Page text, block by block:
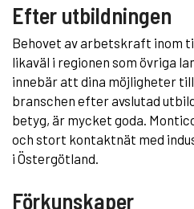
Efter utbildningen
Behovet av arbetskraft inom
likaväl i regionen som övriga
innebär att dina möjligheter
branschen efter avslutad
betyg, är mycket goda.
och stort kontaktnät med
i Östergötland.
Förkunskaper